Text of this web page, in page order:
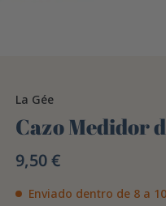
La Gée
Cazo Medidor
9,50 €
Enviado dentro de 8 a